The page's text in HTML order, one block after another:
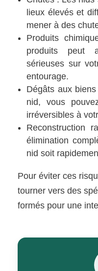
lieux élevés et
mener à des
Produits
produits peut
sérieuses sur
entourage.
Dégâts aux
nid, vous
irréversibles à
Reconstruction
élimination
nid soit
Pour éviter ces
tourner vers des
formés pour une